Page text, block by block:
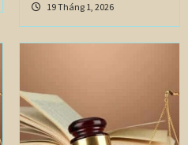
19 Tháng 1, 2026